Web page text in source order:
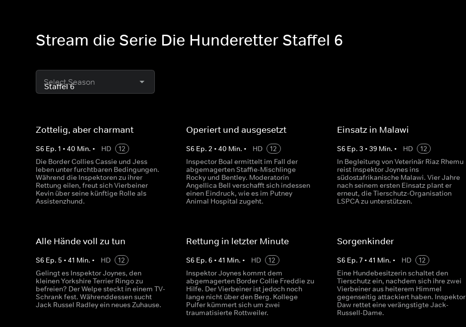
Stream die Serie Die Hunderetter Staffel 6
Select Season
Zottelig, aber charmant
S6 Ep. 1 • 40 Min. • HD
12
Die Border Collies Cassie und Jess
leben unter furchtbaren Bedingungen.
Während die Inspektoren zu ihrer
Rettung eilen, freut sich Vierbeiner
Kevin über seine künftige Rolle als
Assistenzhund.
Operiert und ausgesetzt
S6 Ep.2 •40 Min. • HD
12
Inspector Boal ermittelt im Fall der
abgemagerten Staffie-Mischlinge
Rocky und Bentley. Moderatorin
Angellica Bell verschafft sich indessen
einen Eindruck, wie es im Putney
Animal Hospital zugeht.
Einsatz in Malawi
S6 Ep. 3 • 39Min. • HD
12
In Begleitung von Veterinär Riaz Rhemu
reist Inspektor Joynes ins
südostafrikanische Malawi. Vier Jahre
nach seinem ersten Einsatz plant er
erneut, die Tierschutz-Organisation
LSPCA zu unterstützen.
Alle Hände voll zu tun
S6 Ep. 5 • 41 Min. • HD
12
Gelingt es Inspektor Joynes, den
kleinen Yorkshire Terrier Ringo zu
befreien? Der Welpe steckt in einem TV-
Schrank fest. Währenddessen sucht
Jack Russel Radley ein neues Zuhause.
Rettung in letzter Minute
S6 Ep.6 •41 Min. • HD
12
Inspektor Joynes kommt dem
abgemagerten Border Collie Freddie zu
Hilfe. Der Vierbeiner ist jedoch noch
lange nicht über den Berg. Kollege
Pulfer kümmert sich um zwei
traumatisierte Rottweiler.
Sorgenkinder
S6 Ep. 7• 41 Min. • HD
12
Eine Hundebesitzerin schaltet den
Tierschutz ein, nachdem sich ihre zwei
Vierbeiner aus heiterem Himmel
gegenseitig attackiert haben. Inspektor
Daw rettet eine verängstigte Jack-
Russell-Dame.